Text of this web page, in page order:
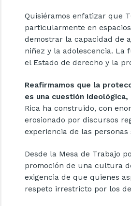
Quisiéramos enfatizar que
particularmente en
demostrar la capacidad de
niñez y la adolescencia. La
el Estado de derecho y la
Reafirmamos que la
es una cuestión
Rica ha construido, con
erosionado por discursos
experiencia de las personas
Desde la Mesa de Trabajo
promoción de una cultura
exigencia de que quienes
respeto irrestricto por los